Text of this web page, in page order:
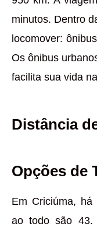
minutos. Dentro
locomover:
Os ônibus
facilita sua vida
Distância
Opções de
Em Criciúma, há
ao todo são